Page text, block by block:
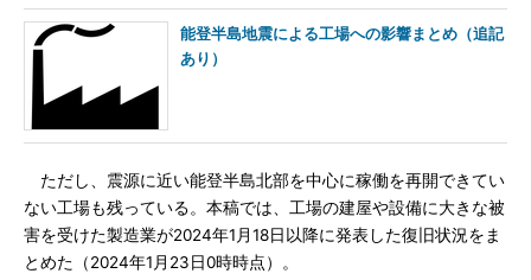
能登半島地震による工場への影響まとめ（追記
あり）
ただし、震源に近い能登半島北部を中心に稼働を再開できてい
ない工場も残っている。本稿では、工場の建屋や設備に大きな被
害を受けた製造業が2024年1月18日以降に発表した復旧状況をま
とめた（2024年1月23日0時時点）。